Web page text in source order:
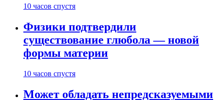
10 часов спустя
Физики подтвердили
существование глюбола — новой
формы материи
10 часов спустя
Может обладать непредсказуемыми